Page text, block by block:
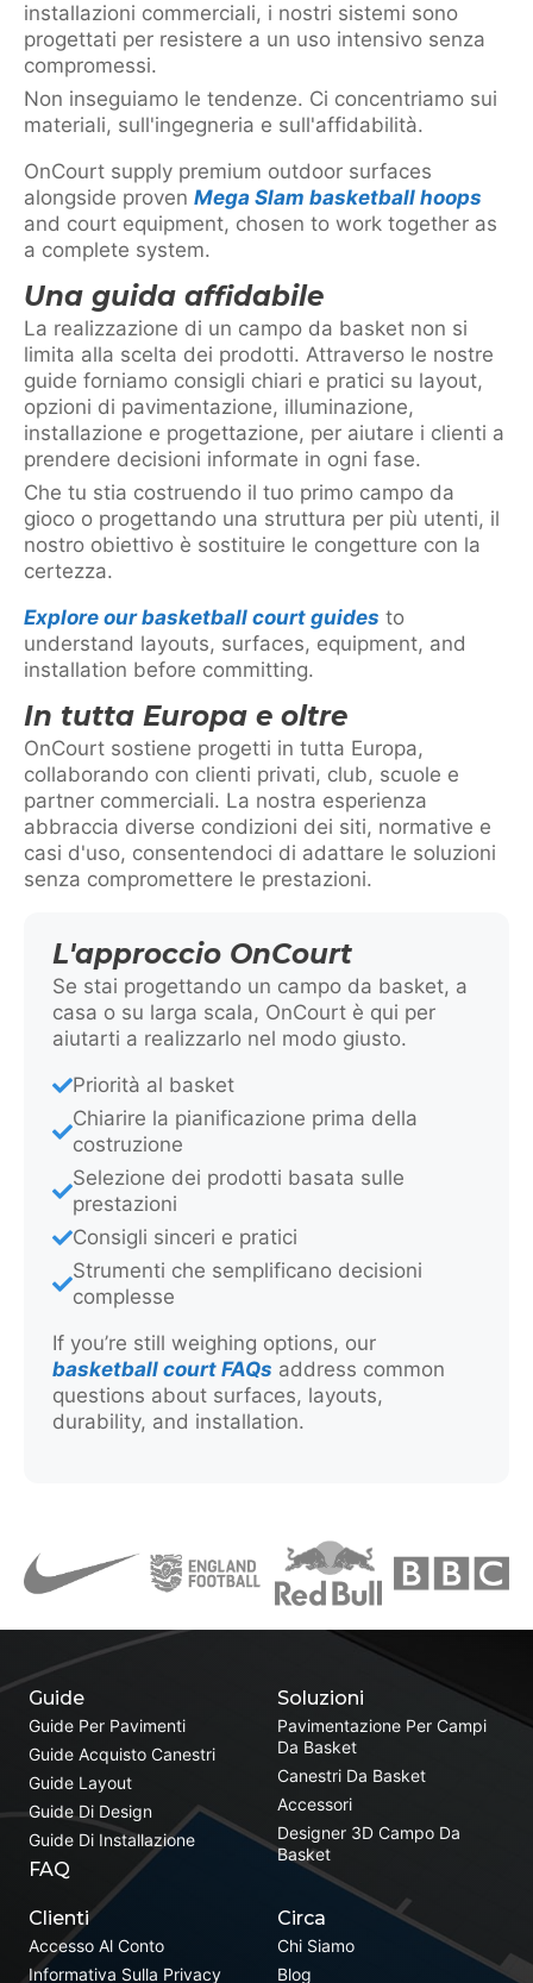
installazioni commerciali, i nostri sistemi sono
progettati per resistere a un uso intensivo senza
compromessi.
Non inseguiamo le tendenze. Ci concentriamo sui
materiali, sull'ingegneria e sull'affidabilità.
OnCourt supply premium outdoor surfaces
alongside proven Mega Slam basketball hoops
and court equipment, chosen to work together as
a complete system.
Una guida affidabile
La realizzazione di un campo da basket non si
limita alla scelta dei prodotti. Attraverso le nostre
guide forniamo consigli chiari e pratici su layout,
opzioni di pavimentazione, illuminazione,
installazione e progettazione, per aiutare i clienti a
prendere decisioni informate in ogni fase.
Che tu stia costruendo il tuo primo campo da
gioco o progettando una struttura per più utenti, il
nostro obiettivo è sostituire le congetture con la
certezza.
Explore our basketball court guides to
understand layouts, surfaces, equipment, and
installation before committing.
In tutta Europa e oltre
OnCourt sostiene progetti in tutta Europa,
collaborando con clienti privati, club, scuole e
partner commerciali. La nostra esperienza
abbraccia diverse condizioni dei siti, normative e
casi d'uso, consentendoci di adattare le soluzioni
senza compromettere le prestazioni.
L'approccio OnCourt
Se stai progettando un campo da basket, a
casa o su larga scala, OnCourt è qui per
aiutarti a realizzarlo nel modo giusto.
Priorità al basket
Chiarire la pianificazione prima della
costruzione
Selezione dei prodotti basata sulle
prestazioni
Consigli sinceri e pratici
Strumenti che semplificano decisioni
complesse
If you’re still weighing options, our
basketball court FAQs address common
questions about surfaces, layouts,
durability, and installation.
Soluzioni
Pavimentazione Per Campi
Da Basket
Canestri Da Basket
Accessori
Designer 3D Campo Da
Basket
Guide
Guide Per Pavimenti
Guide Acquisto Canestri
Guide Layout
Guide Di Design
Guide Di Installazione
FAQ
Clienti
Accesso Al Conto
Informativa Sulla Privacy
Circa
Chi Siamo
Blog